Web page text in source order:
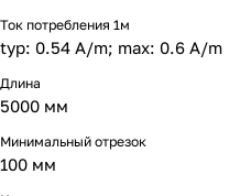
Ток потребления 1м
typ: 0.54 A/m; max: 0.6 A/m
Длина
5000 мм
Минимальный отрезок
100 мм